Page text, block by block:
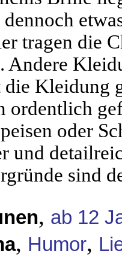
dennoch
tragen die
Andere
die Kleidung
ordentlich
oder
und
sind
, ab 12
, Humor,